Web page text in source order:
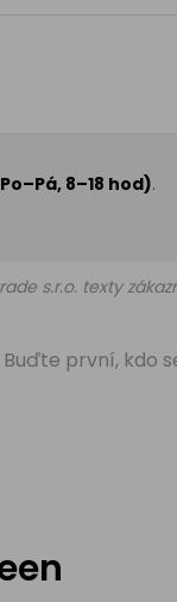
8–18 hod).
s.r.o. texty
první, kdo